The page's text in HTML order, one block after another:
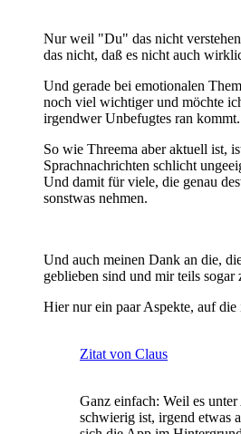
Nur weil "Du" das nicht
das nicht, daß es nicht auch
Und gerade bei emotionalen
noch viel wichtiger und möchte
irgendwer Unbefugtes ran kommt.
So wie Threema aber aktuell ist,
Sprachnachrichten schlicht
Und damit für viele, die genau
sonstwas nehmen.
Und auch meinen Dank an die,
geblieben sind und mir teils sogar
Hier nur ein paar Aspekte, auf
Zitat von Claus
Ganz einfach: Weil es
schwierig ist, irgend etwas